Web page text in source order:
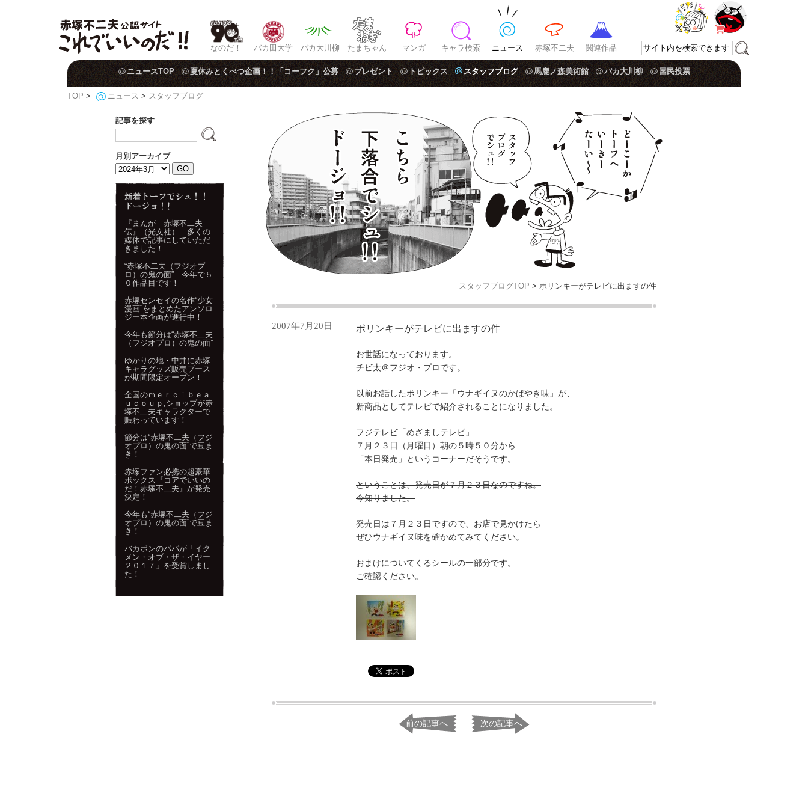
なのだ！ バカ田大学 バカ大川柳 たまちゃん マンガ キャラ検索 ニュース 赤塚不二夫 関連作品
ニュースTOP 夏休みとくべつ企画！！「コーフク」公募 プレゼント トピックス スタッフブログ 馬鹿ノ森美術館 バカ大川柳 国民投票
TOP > ニュース > スタッフブログ
スタッフブログTOP > ポリンキーがテレビに出ますの件
2007年7月20日 ポリンキーがテレビに出ますの件
お世話になっております。
チビ太＠フジオ・プロです。
以前お話したポリンキー「ウナギイヌのかばやき味」が、
新商品としてテレビで紹介されることになりました。
フジテレビ「めざましテレビ」
７月２３日（月曜日）朝の５時５０分から
「本日発売」というコーナーだそうです。
ということは、発売日が７月２３日なのですね。
今知りました。
発売日は７月２３日ですので、お店で見かけたら
ぜひウナギイヌ味を確かめてみてください。
おまけについてくるシールの一部分です。
ご確認ください。
前の記事へ 次の記事へ
記事を探す
月別アーカイブ
『まんが 赤塚不二夫
伝』（光文社） 多くの
媒体で記事にしていただ
きました！
“赤塚不二夫（フジオプ
ロ）の鬼の面” 今年で５
０作品目です！
赤塚センセイの名作“少女
漫画”をまとめたアンソロ
ジー本企画が進行中！
今年も節分は“赤塚不二夫
（フジオプロ）の鬼の面”
ゆかりの地・中井に赤塚
キャラグッズ販売ブース
が期間限定オープン！
全国のｍｅｒｃｉｂｅａ
ｕｃｏｕｐ,ショップが赤
塚不二夫キャラクターで
賑わっています！
節分は“赤塚不二夫（フジ
オプロ）の鬼の面”で豆ま
き！
赤塚ファン必携の超豪華
ボックス『コアでいいの
だ！赤塚不二夫』が発売
決定！
今年も“赤塚不二夫（フジ
オプロ）の鬼の面”で豆ま
き！
バカボンのパパが「イク
メン・オブ・ザ・イヤー
２０１７」を受賞しまし
た！